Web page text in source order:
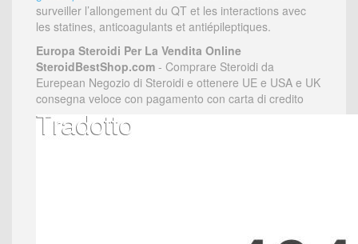
surveiller l’allongement du QT et les interactions avec
les statines, anticoagulants et antiépileptiques.
Europa Steroidi Per La Vendita Online
SteroidBestShop.com - Comprare Steroidi da
Eurepean Negozio di Steroidi e ottenere UE e USA e UK
consegna veloce con pagamento con carta di credito